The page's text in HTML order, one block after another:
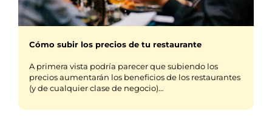
Cómo subir los precios de tu restaurante
A primera vista podría parecer que subiendo los
precios aumentarán los beneficios de los restaurantes
(y de cualquier clase de negocio)…